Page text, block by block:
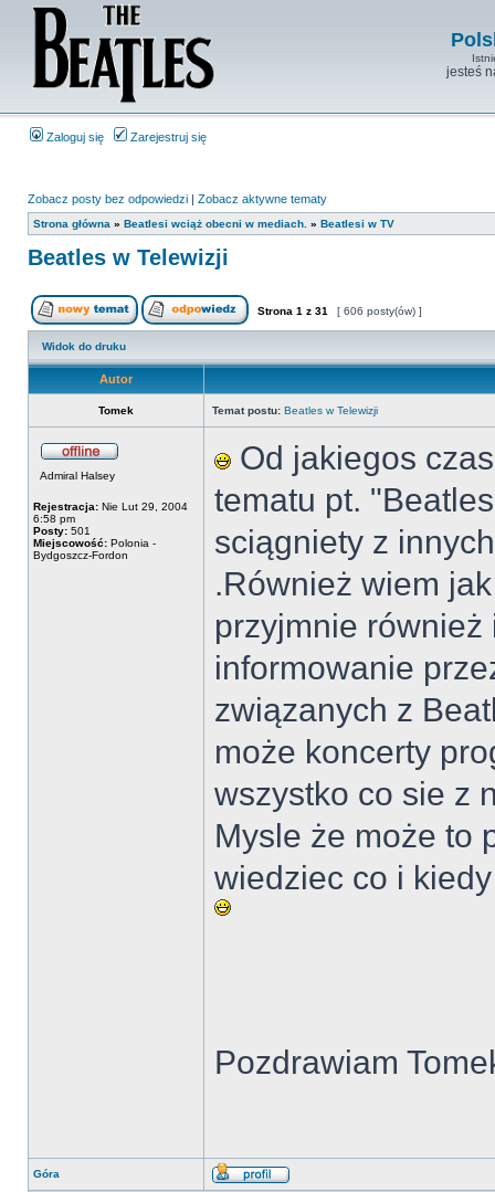
jesteś
Zaloguj się Zarejestruj się
Zobacz posty bez odpowiedzi | Zobacz aktywne tematy
Strona główna » Beatlesi wciąż obecni w mediach. » Beatlesi w TV
Beatles w Telewizji
Strona 1 z 31 [ 606 posty(ów) ]
Widok do druku
Autor
Tomek Temat postu: Beatles w Telewizji
Admiral Halsey
Rejestracja: Nie Lut 29, 2004
6:58 pm
Posty: 501
Miejscowość: Polonia -
Bydgoszcz-Fordon
Od jakiegos
tematu pt.
sciągniety z
.Również wiem
przyjmnie
informowanie
związanych z
może koncerty
wszystko co sie z
Mysle że może to
wiedziec co i
Pozdrawiam
Góra